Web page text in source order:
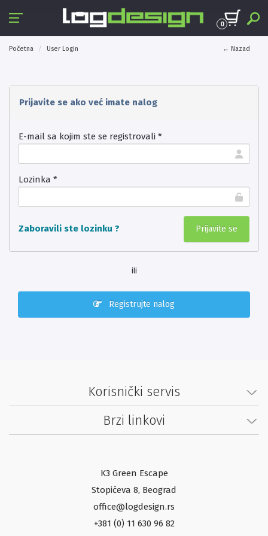
0
Početna User Login ← Nazad
Prijavite se ako već imate nalog
E-mail sa kojim ste se registrovali *
Lozinka *
Zaboravili ste lozinku ?
ili
Registrujte nalog
Korisnički servis
Brzi linkovi
K3 Green Escape
Stopićeva 8, Beograd
office@logdesign.rs
+381 (0) 11 630 96 82